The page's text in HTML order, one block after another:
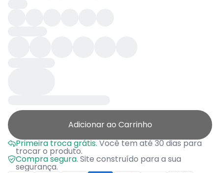
Adicionar ao Carrinho
Primeira troca grátis.Você tem até 30 dias para
trocar o produto.
Compra segura. Site construído para a sua
segurança.